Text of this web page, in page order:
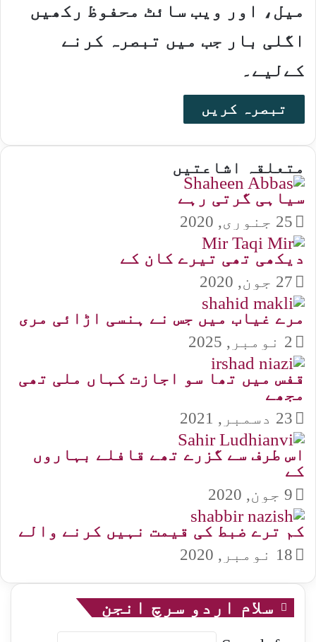
میل، اور ویب سائٹ محفوظ رکھیں
اگلی بار جب میں تبصرہ کرنے
کےلیے۔
متعلقہ اشاعتیں
سیاہی گرتی رہے
25 جنوری, 2020
دیکھی تھی تیرے کان کے
27 جون, 2020
مرے غیاب میں جس نے ہنسی اڑائی مری
2 نومبر, 2025
قفس میں تھا سو اجازت کہاں ملی تھی
مجھے
23 دسمبر, 2021
اس طرف سے گزرے تھے قافلے بہاروں
کے
9 جون, 2020
کم ترے ضبط کی قیمت نہیں کرنے والے
18 نومبر, 2020
سلام اردو سرچ انجن